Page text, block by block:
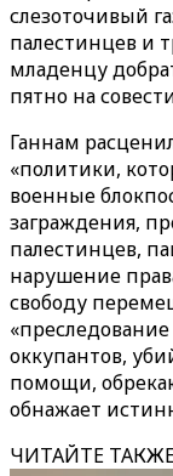
слезоточивый
палестинцев и
младенцу
пятно на
Ганнам
«политики,
военные
заграждения,
палестинцев,
нарушение
свободу
оккупантов,
помощи,
обнажает
ЧИТАЙТЕ